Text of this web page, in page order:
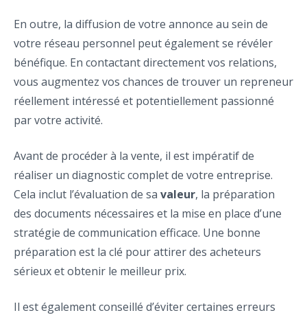
En outre, la diffusion de votre annonce au sein de
votre réseau personnel peut également se révéler
bénéfique. En contactant directement vos relations,
vous augmentez vos chances de trouver un repreneur
réellement intéressé et potentiellement passionné
par votre activité.
Avant de procéder à la vente, il est impératif de
réaliser un diagnostic complet de votre entreprise.
Cela inclut l’évaluation de sa valeur, la préparation
des documents nécessaires et la mise en place d’une
stratégie de communication efficace. Une bonne
préparation est la clé pour attirer des acheteurs
sérieux et obtenir le meilleur prix.
Il est également conseillé d’éviter certaines erreurs